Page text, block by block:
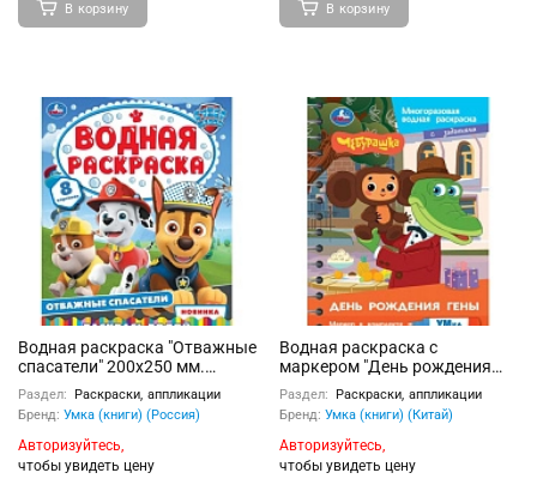
В корзину В корзину
Водная раскраска "Отважные
спасатели" 200х250 мм.
Скрепка. 8 стр
Раздел:
Раскраски, аппликации
Бренд: Умка (книги) (Россия)
Авторизуйтесь,
чтобы увидеть цену
Водная раскраска с
маркером "День рождения
гены. Чебурашка" 145х190
8стр
Раздел:
Раскраски, аппликации
Бренд: Умка (книги) (Китай)
Авторизуйтесь,
чтобы увидеть цену